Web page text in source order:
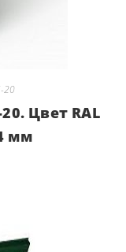
20
Цвет RAL
мм